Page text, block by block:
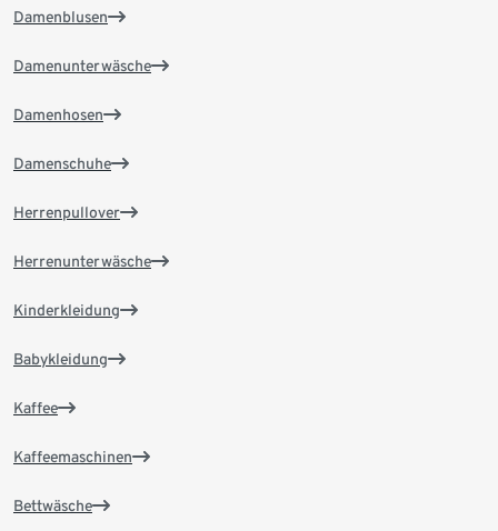
Damenblusen
Damenunterwäsche
Damenhosen
Damenschuhe
Herrenpullover
Herrenunterwäsche
Kinderkleidung
Babykleidung
Kaffee
Kaffeemaschinen
Bettwäsche